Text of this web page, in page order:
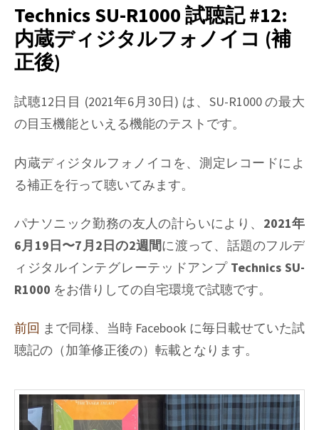
R1000
試
聴
記
総
論
と
日
談
Technics SU-R1000 試聴記 #12:
内蔵ディジタルフォノイコ (補
正後)
試聴12日目 (2021年6月30日) は、SU-R1000 の最大
の目玉機能といえる機能のテストです。
内蔵ディジタルフォノイコを、測定レコードによ
る補正を行って聴いてみます。
パナソニック勤務の友人の計らいにより、 2021年
6月19日〜7月2日の2週間に渡って、話題のフルデ
ィジタルインテグレーテッドアンプ Technics SU-
R1000 をお借りしての自宅環境で試聴です。
前回 まで同様、当時 Facebook に毎日載せていた試
聴記の（加筆修正後の）転載となります。